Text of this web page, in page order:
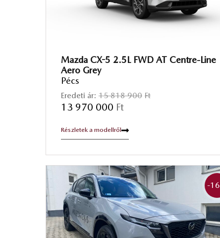
Mazda CX-5 2.5L FWD AT Centre-Line
Aero Grey
Pécs
Eredeti ár: 15 818 900 Ft
13 970 000 Ft
Részletek a modellről
-16